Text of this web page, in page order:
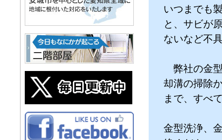
いつまでも
と、サビが
ないなど不
弊社の金
却溝の掃除
まで、すべ
金型洗浄、